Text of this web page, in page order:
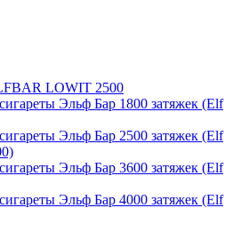
LOWIT 2500
Эльф Бар 1800 затяжек (Elf
Эльф Бар 2500 затяжек (Elf
Эльф Бар 3600 затяжек (Elf
Эльф Бар 4000 затяжек (Elf